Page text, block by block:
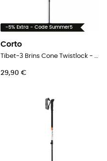
-5% Extra - Code Summer5
Corto
Tibet-3 Brins Cone Twistlock - Wanderstöcke
29,90 €